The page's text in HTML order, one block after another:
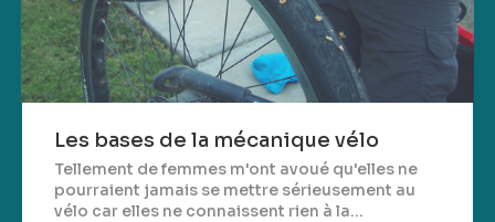
Les bases de la mécanique vélo
Tellement de femmes m'ont avoué qu'elles ne
pourraient jamais se mettre sérieusement au
vélo car elles ne connaissent rien à la...